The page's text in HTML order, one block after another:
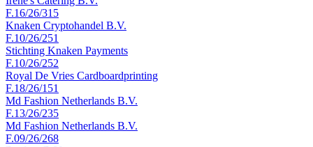
F.16/26/315
Knaken Cryptohandel B.V.
F.10/26/251
Stichting Knaken Payments
F.10/26/252
Royal De Vries Cardboardprinting
F.18/26/151
Md Fashion Netherlands B.V.
F.13/26/235
Md Fashion Netherlands B.V.
F.09/26/268